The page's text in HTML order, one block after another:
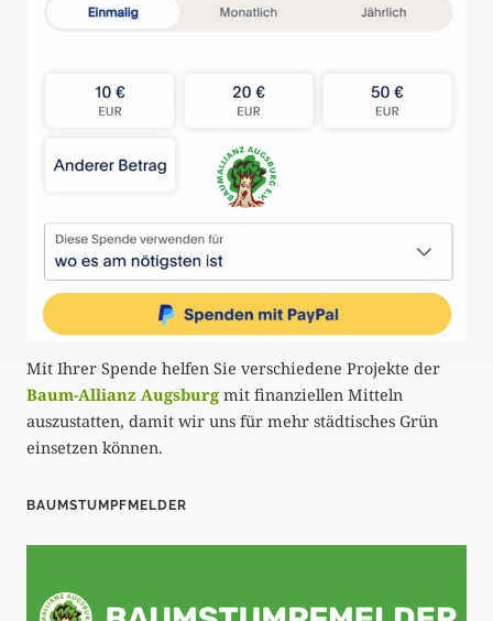
Mit Ihrer Spende helfen Sie verschiedene Projekte der
Baum-Allianz Augsburg mit finanziellen Mitteln
auszustatten, damit wir uns für mehr städtisches Grün
einsetzen können.
BAUMSTUMPFMELDER